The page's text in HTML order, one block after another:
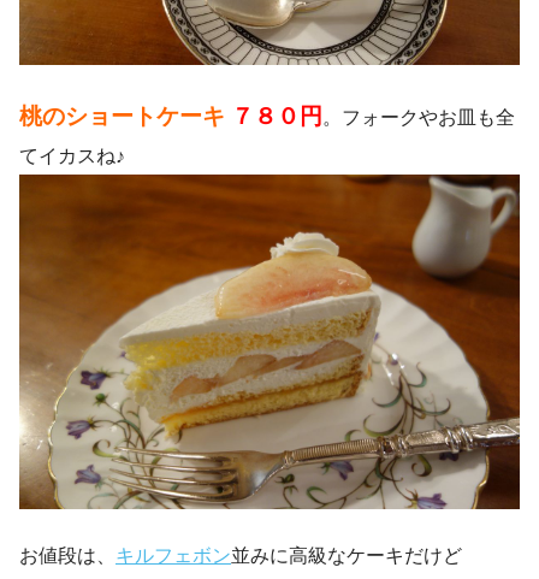
桃のショートケーキ ７８０円 。フォークやお皿も全
てイカスね♪
お値段は、 キルフェボン並みに高級なケーキだけど